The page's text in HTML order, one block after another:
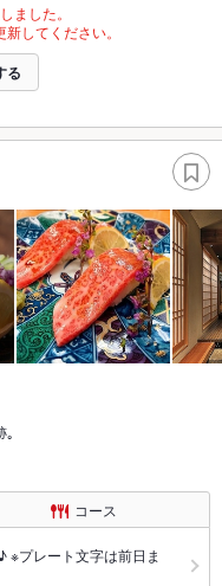
ました。
してください。
る
｡
コース
※プレート文字は前日ま